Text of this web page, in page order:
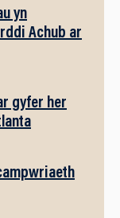
yn
Achub ar
gyfer her